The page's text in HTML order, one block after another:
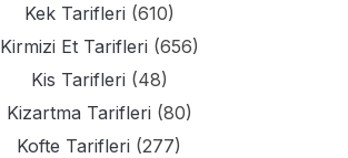
Kek Tarifleri (610)
Kirmizi Et Tarifleri (656)
Kis Tarifleri (48)
Kizartma Tarifleri (80)
Kofte Tarifleri (277)